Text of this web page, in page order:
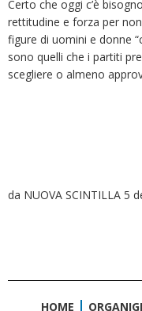
Certo che oggi c’è
rettitudine e forza per
figure di uomini e donne
sono quelli che i partiti
scegliere o almeno
da NUOVA SCINTILLA 5
HOME